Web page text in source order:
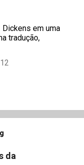
em uma
tradução,
da